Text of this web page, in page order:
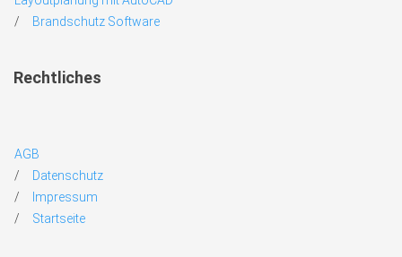
Brandschutz Software
Rechtliches
AGB
Datenschutz
Impressum
Startseite